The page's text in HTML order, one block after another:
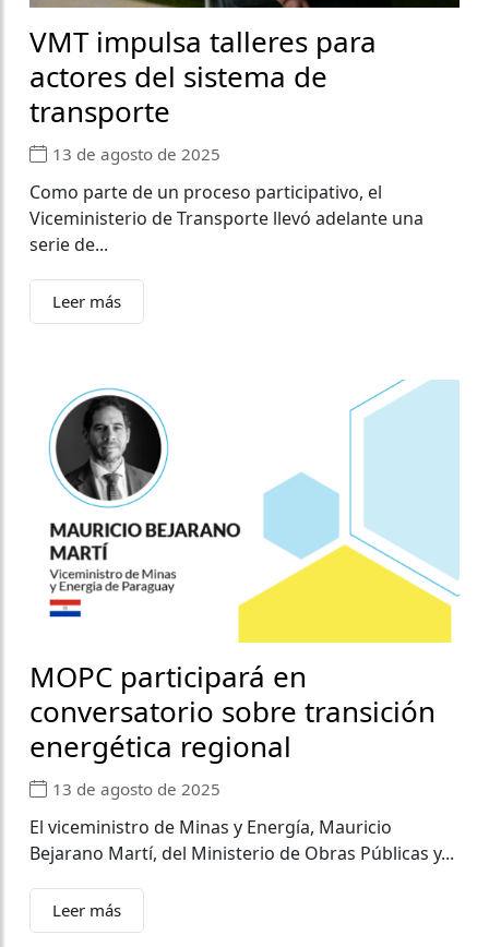
VMT impulsa talleres para
actores del sistema de
transporte
13 de agosto de 2025
Como parte de un proceso participativo, el
Viceministerio de Transporte llevó adelante una
serie de...
Leer más
MOPC participará en
conversatorio sobre transición
energética regional
13 de agosto de 2025
El viceministro de Minas y Energía, Mauricio
Bejarano Martí, del Ministerio de Obras Públicas y...
Leer más